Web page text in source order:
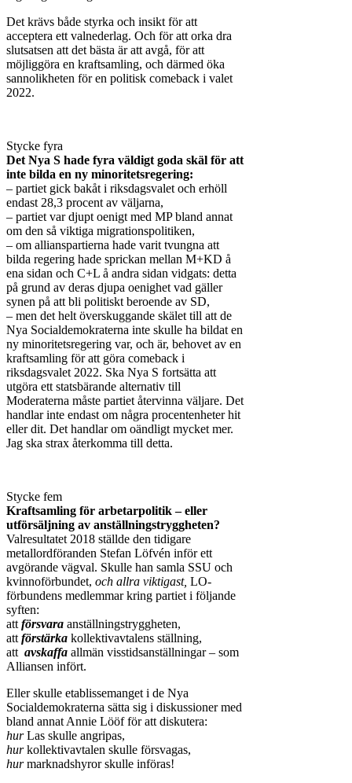
Det krävs både styrka och insikt för att
acceptera ett valnederlag. Och för att orka dra
slutsatsen att det bästa är att avgå, för att
möjliggöra en kraftsamling, och därmed öka
sannolikheten för en politisk comeback i valet
2022.
Stycke fyra
Det Nya S hade fyra väldigt goda skäl för att
inte bilda en ny minoritetsregering:
– partiet gick bakåt i riksdagsvalet och erhöll
endast 28,3 procent av väljarna,
– partiet var djupt oenigt med MP bland annat
om den så viktiga migrationspolitiken,
– om allianspartierna hade varit tvungna att
bilda regering hade sprickan mellan M+KD å
ena sidan och C+L å andra sidan vidgats: detta
på grund av deras djupa oenighet vad gäller
synen på att bli politiskt beroende av SD,
– men det helt överskuggande skälet till att de
Nya Socialdemokraterna inte skulle ha bildat en
ny minoritetsregering var, och är, behovet av en
kraftsamling för att göra comeback i
riksdagsvalet 2022. Ska Nya S fortsätta att
utgöra ett statsbärande alternativ till
Moderaterna måste partiet återvinna väljare. Det
handlar inte endast om några procentenheter hit
eller dit. Det handlar om oändligt mycket mer.
Jag ska strax återkomma till detta.
Stycke fem
Kraftsamling för arbetarpolitik – eller
utförsäljning av anställningstryggheten?
Valresultatet 2018 ställde den tidigare
metallordföranden Stefan Löfvén inför ett
avgörande vägval. Skulle han samla SSU och
kvinnoförbundet, och allra viktigast, LO-
förbundens medlemmar kring partiet i följande
syften:
att försvara anställningstryggheten,
att förstärka kollektivavtalens ställning,
att avskaffa allmän visstidsanställningar – som
Alliansen infört.
Eller skulle etablissemanget i de Nya
Socialdemokraterna sätta sig i diskussioner med
bland annat Annie Lööf för att diskutera:
hurLas skulle angripas,
hurkollektivavtalen skulle försvagas,
hurmarknadshyror skulle införas!